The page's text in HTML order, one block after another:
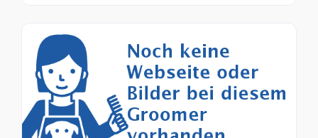
Sie Ihre Erfahrungen über die
Kommentarfunktion unten mit anderen
Hundebesitzer/innen!